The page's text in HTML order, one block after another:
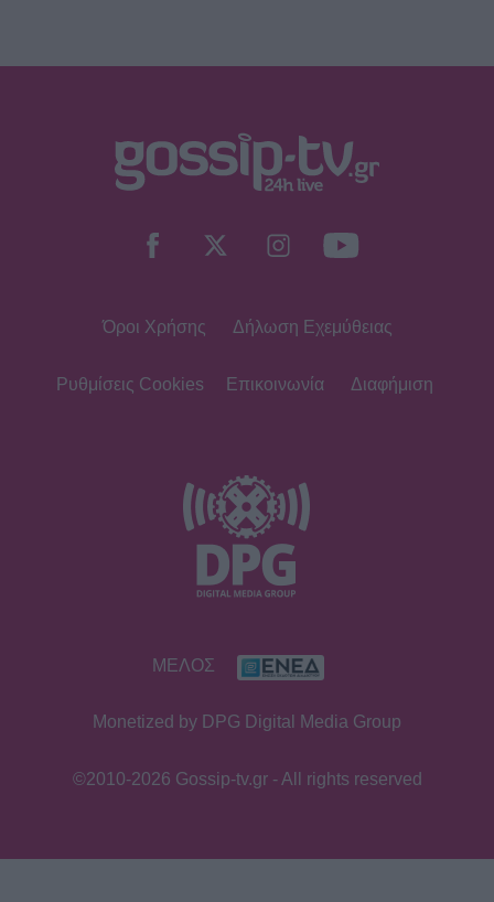
Όροι Χρήσης Δήλωση Εχεμύθειας
Ρυθμίσεις Cookies Επικοινωνία Διαφήμιση
ΜΕΛΟΣ
Monetized by DPG Digital Media Group
©2010-2026 Gossip-tv.gr - All rights reserved